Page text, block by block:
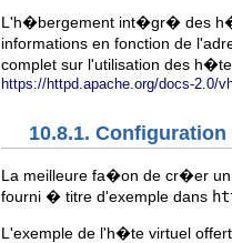
L'h�bergement int�gr� des
informations en fonction de
complet sur l'utilisation des
https://httpd.apache.org/docs-2.0/
10.8.1.
La meilleure fa�on de cr�er
fourni � titre d'exemple dans
L'exemple de l'h�te virtuel